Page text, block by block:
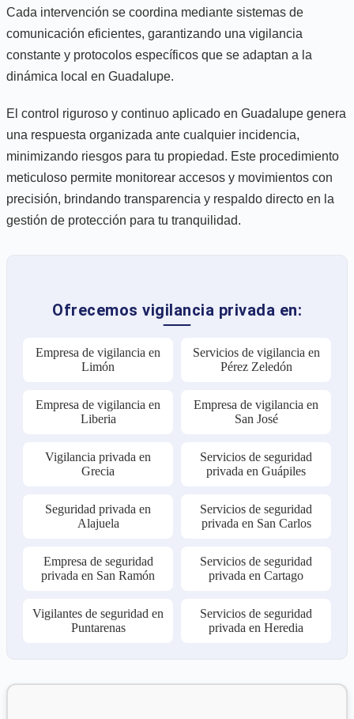
Cada intervención se coordina mediante sistemas de
comunicación eficientes, garantizando una vigilancia
constante y protocolos específicos que se adaptan a la
dinámica local en Guadalupe.
El control riguroso y continuo aplicado en Guadalupe genera
una respuesta organizada ante cualquier incidencia,
minimizando riesgos para tu propiedad. Este procedimiento
meticuloso permite monitorear accesos y movimientos con
precisión, brindando transparencia y respaldo directo en la
gestión de protección para tu tranquilidad.
Ofrecemos vigilancia privada en:
Empresa de vigilancia en
Limón
Servicios de vigilancia en
Pérez Zeledón
Empresa de vigilancia en
Liberia
Empresa de vigilancia en
San José
Vigilancia privada en
Grecia
Servicios de seguridad
privada en Guápiles
Seguridad privada en
Alajuela
Servicios de seguridad
privada en San Carlos
Empresa de seguridad
privada en San Ramón
Servicios de seguridad
privada en Cartago
Vigilantes de seguridad en
Puntarenas
Servicios de seguridad
privada en Heredia